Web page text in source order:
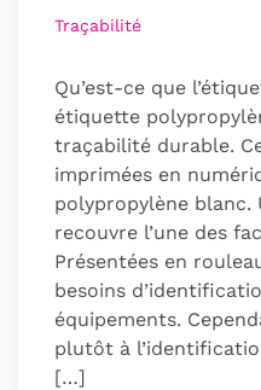
Traçabilité
Qu’est-ce que
étiquette
traçabilité durable.
imprimées en
polypropylène blanc.
recouvre l’une des
Présentées en
besoins
équipements.
plutôt à
[…]